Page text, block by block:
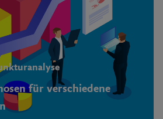
für verschiedene